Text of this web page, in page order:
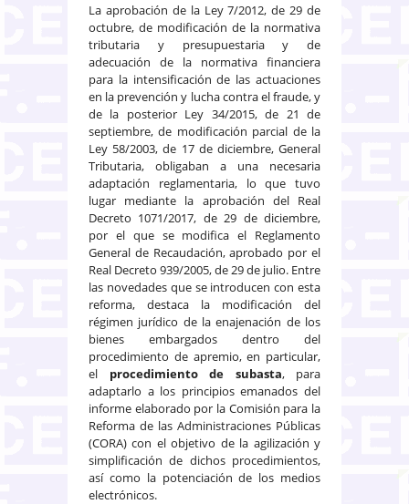
La aprobación de la Ley 7/2012, de 29 de
octubre, de modificación de la normativa
tributaria y presupuestaria y de
adecuación de la normativa financiera
para la intensificación de las actuaciones
en la prevención y lucha contra el fraude, y
de la posterior Ley 34/2015, de 21 de
septiembre, de modificación parcial de la
Ley 58/2003, de 17 de diciembre, General
Tributaria, obligaban a una necesaria
adaptación reglamentaria, lo que tuvo
lugar mediante la aprobación del Real
Decreto 1071/2017, de 29 de diciembre,
por el que se modifica el Reglamento
General de Recaudación, aprobado por el
Real Decreto 939/2005, de 29 de julio. Entre
las novedades que se introducen con esta
reforma, destaca la modificación del
régimen jurídico de la enajenación de los
bienes embargados dentro del
procedimiento de apremio, en particular,
el procedimiento de subasta, para
adaptarlo a los principios emanados del
informe elaborado por la Comisión para la
Reforma de las Administraciones Públicas
(CORA) con el objetivo de la agilización y
simplificación de dichos procedimientos,
así como la potenciación de los medios
electrónicos.